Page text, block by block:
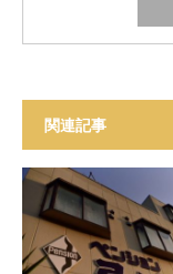
関連記事